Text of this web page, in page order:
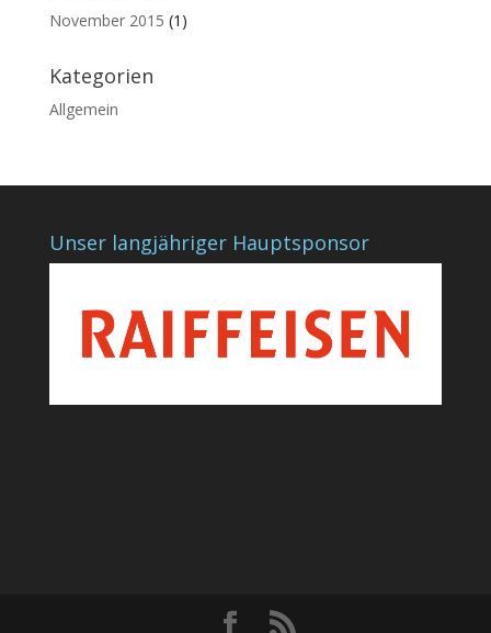
November 2015 (1)
Kategorien
Allgemein
Unser langjähriger Hauptsponsor